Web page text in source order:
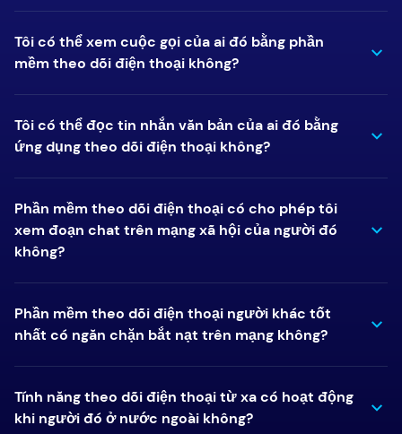
Tôi có thể xem cuộc gọi của ai đó bằng phần
mềm theo dõi điện thoại không?
Tôi có thể đọc tin nhắn văn bản của ai đó bằng
ứng dụng theo dõi điện thoại không?
Phần mềm theo dõi điện thoại có cho phép tôi
xem đoạn chat trên mạng xã hội của người đó
không?
Phần mềm theo dõi điện thoại người khác tốt
nhất có ngăn chặn bắt nạt trên mạng không?
Tính năng theo dõi điện thoại từ xa có hoạt động
khi người đó ở nước ngoài không?